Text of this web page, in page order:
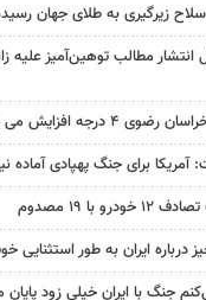
زیرگیری به طلای جهان
مطالب توهین‌آمیز علیه
۴ درجه افزایش می یابد
آمریکا برای جنگ پهپادی آماده
با ۱۹ مصدوم
درباره ایران به طور
جنگ با ایران خیلی زود پایان